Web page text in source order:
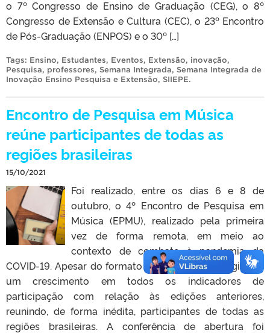
o 7º Congresso de Ensino de Graduação (CEG), o 8º
Congresso de Extensão e Cultura (CEC), o 23º Encontro
de Pós-Graduação (ENPOS) e o 30º […]
Tags: Ensino, Estudantes, Eventos, Extensão, inovação,
Pesquisa, professores, Semana Integrada, Semana Integrada de
Inovação Ensino Pesquisa e Extensão, SIIEPE.
Encontro de Pesquisa em Música
reúne participantes de todas as
regiões brasileiras
15/10/2021
Foi realizado, entre os dias 6 e 8 de
outubro, o 4º Encontro de Pesquisa em
Música (EPMU), realizado pela primeira
vez de forma remota, em meio ao
contexto de combate à pandemia da
COVID-19. Apesar do formato online, o evento registrou
um crescimento em todos os indicadores de
participação com relação às edições anteriores,
reunindo, de forma inédita, participantes de todas as
regiões brasileiras. A conferência de abertura foi